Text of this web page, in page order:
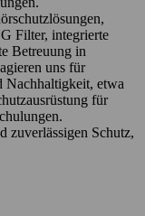
Filter, integrierte
Betreuung in
uns für
Nachhaltigkeit, etwa
für
zuverlässigen Schutz,